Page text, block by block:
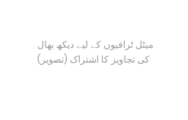
میٹل ٹرافیوں کے لیے دیکھ بھال
کی تجاویز کا اشتراک (تصویر)